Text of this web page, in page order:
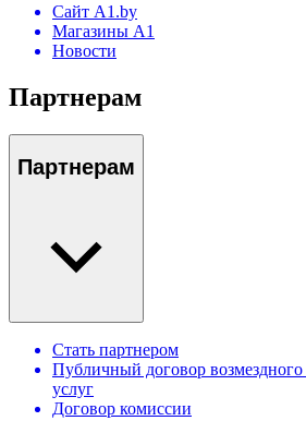
Сайт A1.by
Магазины А1
Новости
Партнерам
Партнерам
Стать партнером
Публичный договор
услуг
Договор комиссии